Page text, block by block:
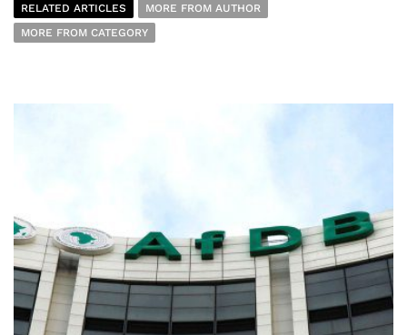
RELATED ARTICLES
MORE FROM AUTHOR
MORE FROM CATEGORY